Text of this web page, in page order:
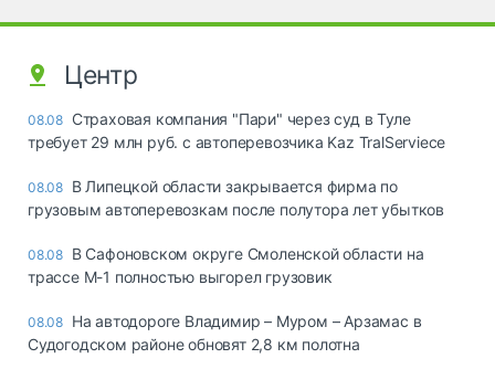
Центр
08.08 Страховая компания "Пари" через суд в Туле
требует 29 млн руб. с автоперевозчика Kaz TralServiece
08.08 В Липецкой области закрывается фирма по
грузовым автоперевозкам после полутора лет убытков
08.08 В Сафоновском округе Смоленской области на
трассе М-1 полностью выгорел грузовик
08.08 На автодороге Владимир – Муром – Арзамас в
Судогодском районе обновят 2,8 км полотна